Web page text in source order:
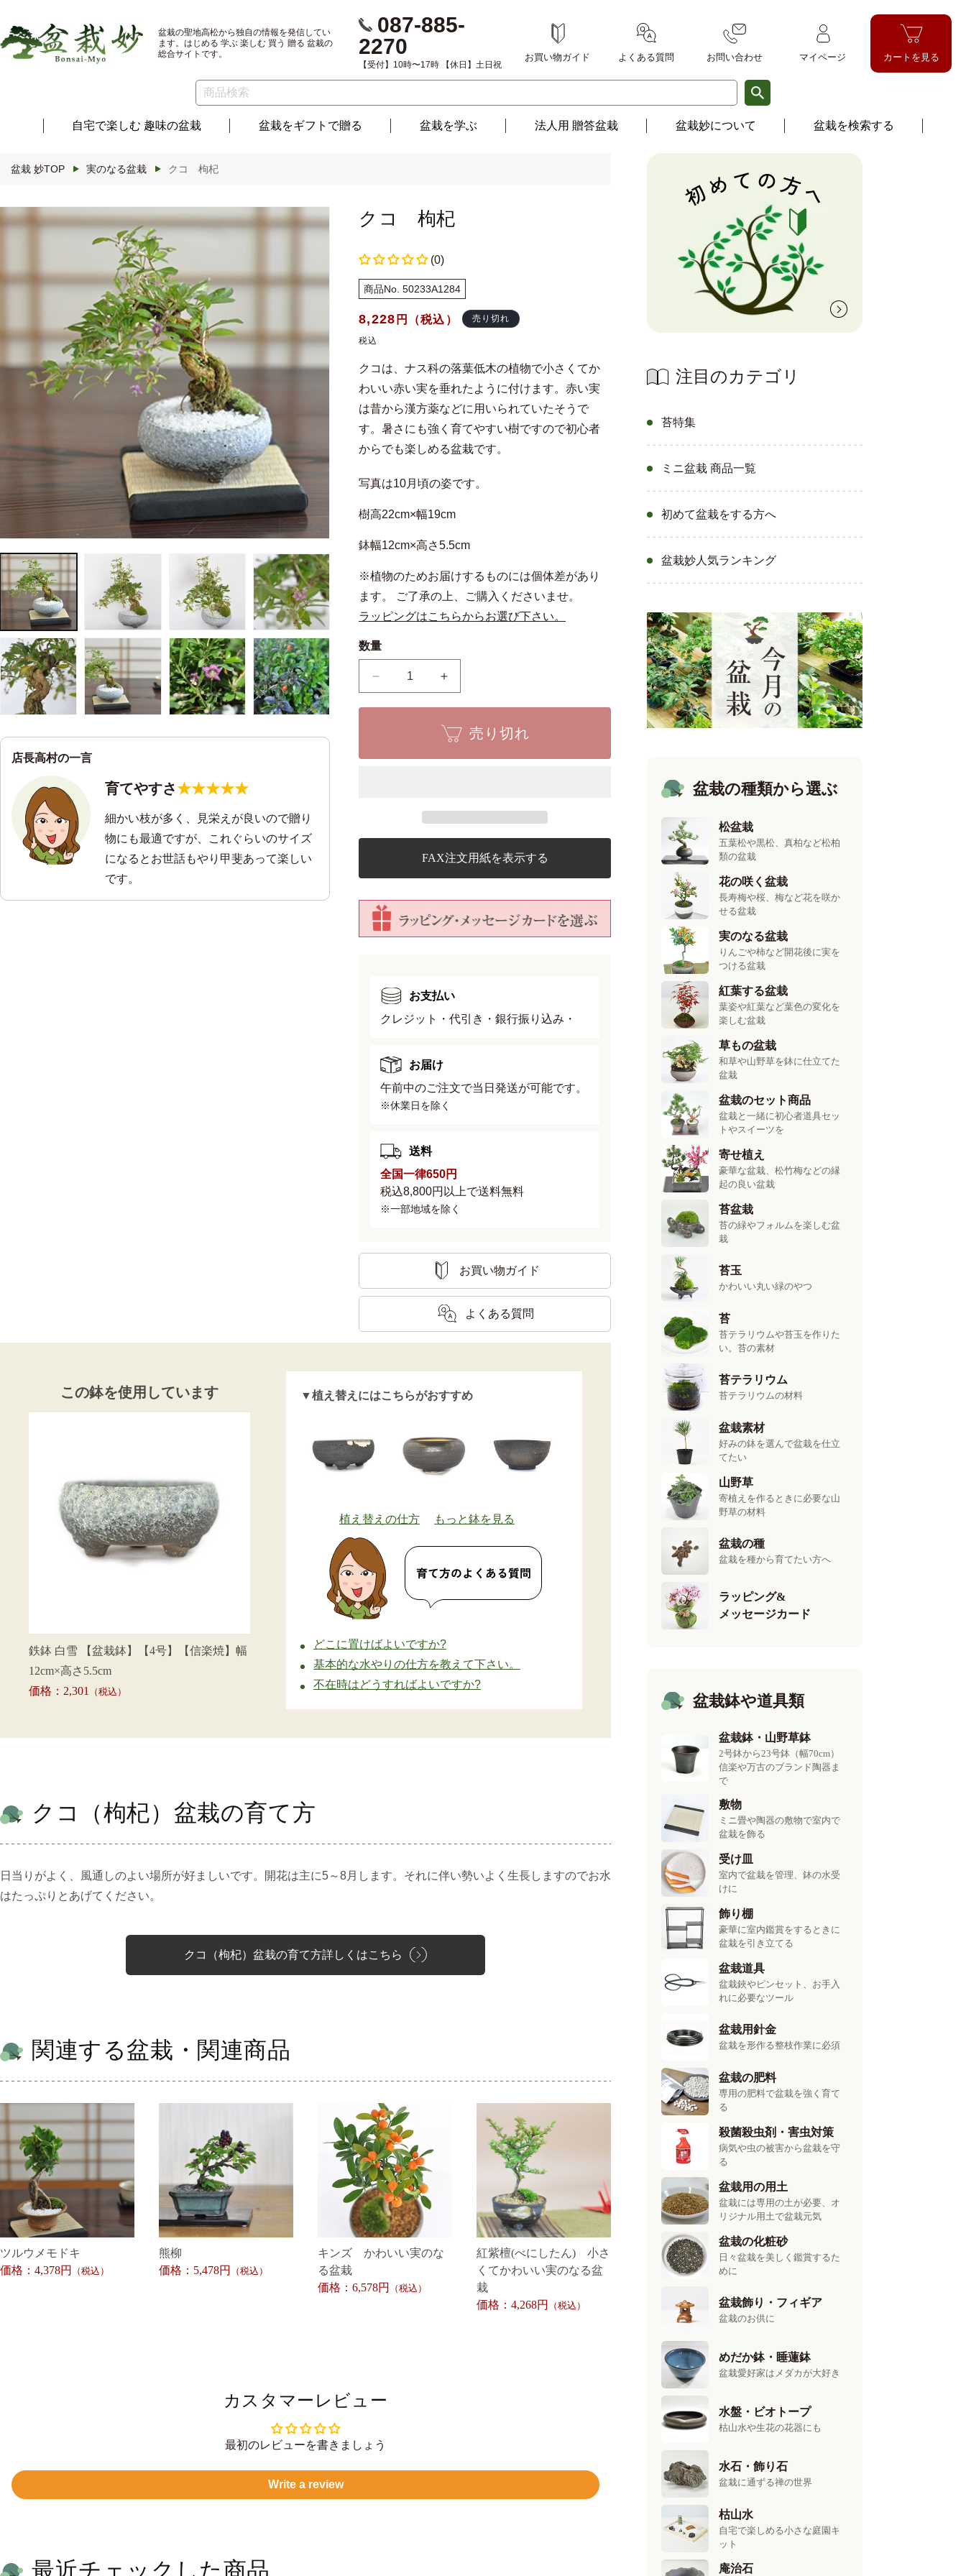
進む
盆栽の聖地高松から独自の情報を発信してい
ます。はじめる 学ぶ 楽しむ 買う 贈る 盆栽の
総合サイトです。
087-885-
2270
【受付】10時〜17時 【休日】土日祝
お買い物ガイド よくある質問 お問い合わせ マイページ カートを見る
自宅で楽しむ 趣味の盆栽 盆栽をギフトで贈る 盆栽を学ぶ 法人用 贈答盆栽 盆栽妙について 盆栽を検索する
盆栽 妙TOP 実のなる盆栽 クコ 枸杞
商品情
店長高村の一言
育てやすさ★★★★★
細かい枝が多く、見栄えが良いので贈り
物にも最適ですが、これぐらいのサイズ
になるとお世話もやり甲斐あって楽しい
です。
クコ 枸杞
(0)
商品No. 50233A1284
通
常
格
8,228 円（税込） 売り切れ
税込
クコは、ナス科の落葉低木の植物で小さくてか
わいい赤い実を垂れたように付けます。赤い実
は昔から漢方薬などに用いられていたそうで
す。暑さにも強く育てやすい樹ですので初心者
からでも楽しめる盆栽です。
写真は10月頃の姿です。
樹高22cm×幅19cm
鉢幅12cm×高さ5.5cm
※植物のためお届けするものには個体差があり
ます。 ご了承の上、ご購入くださいませ。
ラッピングはこちらからお選び下さい。
数量
ら
ク
杞
増
や
す
売り切れ
FAX注文用紙を表示する
お支払い
クレジット・代引き・銀行振り込み・
お届け
午前中のご注文で当日発送が可能です。
※休業日を除く
送料
全国一律650円
税込8,800円以上で送料無料
※一部地域を除く
お買い物ガイド
よくある質問
この鉢を使用しています
鉄鉢 白雪 【盆栽鉢】【4号】【信楽焼】幅
12cm×高さ5.5cm
価格：2,301
（税込）
▼植え替えにはこちらがおすすめ
植え替えの仕方 もっと鉢を見る
どこに置けばよいですか?
基本的な水やりの仕方を教えて下さい。
不在時はどうすればよいですか?
クコ（枸杞）盆栽の育て方
日当りがよく、風通しのよい場所が好ましいです。開花は主に5～8月します。それに伴い勢いよく生長しますのでお水
はたっぷりとあげてください。
クコ（枸杞）盆栽の育て方詳しくはこちら
関連する盆栽・関連商品
ツルウメモドキ
価格：4,378円
（税込）
熊柳
価格：5,478円
（税込）
キンズ かわいい実のな
る盆栽
価格：6,578円
（税込）
紅紫檀(べにしたん) 小さ
くてかわいい実のなる盆
栽
価格：4,268円
（税込）
カスタマーレビュー
最初のレビューを書きましょう
Write a review
最近チェックした商品
注目のカテゴリ
苔特集
ミニ盆栽 商品一覧
初めて盆栽をする方へ
盆栽妙人気ランキング
盆栽の種類から選ぶ
松盆栽
五葉松や黒松、真柏など松柏
類の盆栽
花の咲く盆栽
長寿梅や桜、梅など花を咲か
せる盆栽
実のなる盆栽
りんごや柿など開花後に実を
つける盆栽
紅葉する盆栽
葉姿や紅葉など葉色の変化を
楽しむ盆栽
草もの盆栽
和草や山野草を鉢に仕立てた
盆栽
盆栽のセット商品
盆栽と一緒に初心者道具セッ
トやスイーツを
寄せ植え
豪華な盆栽、松竹梅などの縁
起の良い盆栽
苔盆栽
苔の緑やフォルムを楽しむ盆
栽
苔玉
かわいい丸い緑のやつ
苔
苔テラリウムや苔玉を作りた
い。苔の素材
苔テラリウム
苔テラリウムの材料
盆栽素材
好みの鉢を選んで盆栽を仕立
てたい
山野草
寄植えを作るときに必要な山
野草の材料
盆栽の種
盆栽を種から育てたい方へ
ラッピング&
メッセージカード
盆栽鉢や道具類
盆栽鉢・山野草鉢
2号鉢から23号鉢（幅70cm）
信楽や万古のブランド陶器ま
で
敷物
ミニ畳や陶器の敷物で室内で
盆栽を飾る
受け皿
室内で盆栽を管理、鉢の水受
けに
飾り棚
豪華に室内鑑賞をするときに
盆栽を引き立てる
盆栽道具
盆栽鋏やピンセット、お手入
れに必要なツール
盆栽用針金
盆栽を形作る整枝作業に必須
盆栽の肥料
専用の肥料で盆栽を強く育て
る
殺菌殺虫剤・害虫対策
病気や虫の被害から盆栽を守
る
盆栽用の用土
盆栽には専用の土が必要、オ
リジナル用土で盆栽元気
盆栽の化粧砂
日々盆栽を美しく鑑賞するた
めに
盆栽飾り・フィギア
盆栽のお供に
めだか鉢・睡蓮鉢
盆栽愛好家はメダカが大好き
水盤・ビオトープ
枯山水や生花の花器にも
水石・飾り石
盆栽に通ずる禅の世界
枯山水
自宅で楽しめる小さな庭園キ
ット
庵治石